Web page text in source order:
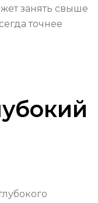
занять свыше
точнее